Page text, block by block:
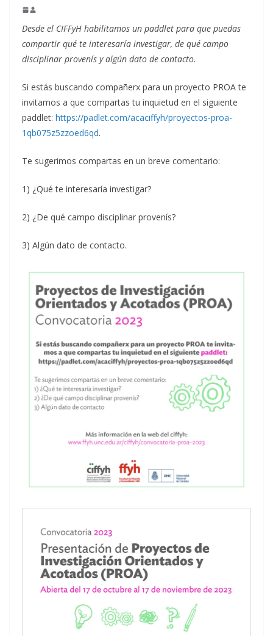
Desde el CIFFyH habilitamos un paddlet para que puedas
compartir qué te interesaría investigar, de qué campo
disciplinar provenís y algún dato de contacto.
Si estás buscando compañerx para un proyecto PROA te
invitamos a que compartas tu inquietud en el siguiente
paddlet: https://padlet.com/acaciffyh/proyectos-proa-
1qb075z5zzoed6qd.
Te sugerimos compartas en un breve comentario:
1) ¿Qué te interesaría investigar?
2) ¿De qué campo disciplinar provenís?
3) Algún dato de contacto.